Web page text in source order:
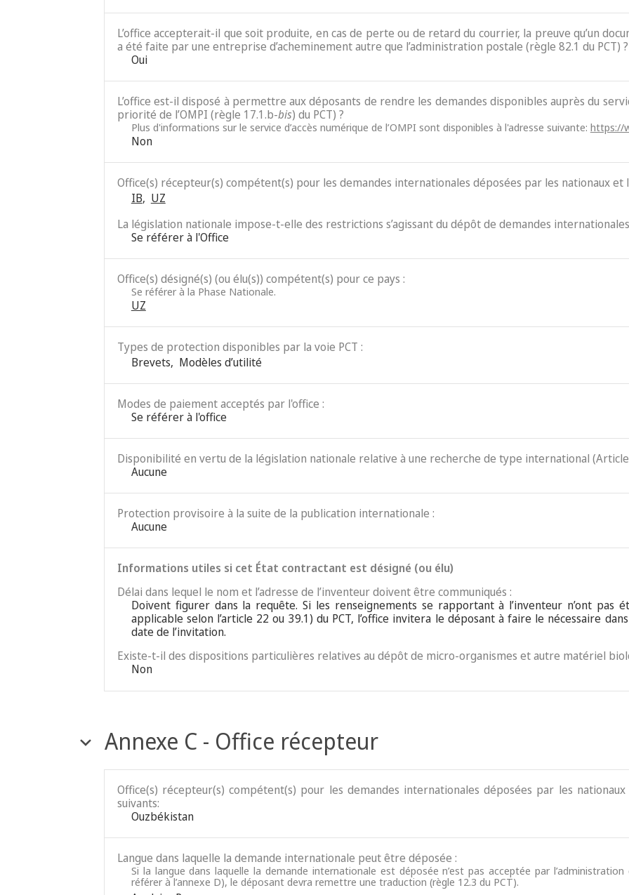
L’office accepterait-il que soit produite, en cas de perte ou de retard du courrier, la preuve qu’un
a été faite par une entreprise d’acheminement autre que l’administration postale (règle 82.1 du PCT) ?
Oui
L’office est-il disposé à permettre aux déposants de rendre les demandes disponibles auprès du
priorité de l’OMPI (règle 17.1.b-bis) du PCT) ?
Plus d'informations sur le service d’accès numérique de l’OMPI sont disponibles à l'adresse suivante: https://
Non
Office(s) récepteur(s) compétent(s) pour les demandes internationales déposées par les nationaux et
IB, UZ
La législation nationale impose-t-elle des restrictions s’agissant du dépôt de demandes
Se référer à l'Office
Office(s) désigné(s) (ou élu(s)) compétent(s) pour ce pays :
Se référer à la Phase Nationale.
UZ
Types de protection disponibles par la voie PCT :
Brevets, Modèles d’utilité
Modes de paiement acceptés par l'office :
Se référer à l'office
Disponibilité en vertu de la législation nationale relative à une recherche de type international (Article
Aucune
Protection provisoire à la suite de la publication internationale :
Aucune
Informations utiles si cet État contractant est désigné (ou élu)
Délai dans lequel le nom et l’adresse de l’inventeur doivent être communiqués :
Doivent figurer dans la requête. Si les renseignements se rapportant à l’inventeur n’ont pas
applicable selon l’article 22 ou 39.1) du PCT, l’office invitera le déposant à faire le nécessaire
date de l’invitation.
Existe-t-il des dispositions particulières relatives au dépôt de micro-organismes et autre matériel
Non
Annexe C - Office récepteur
Office(s) récepteur(s) compétent(s) pour les demandes internationales déposées par les
suivants:
Ouzbékistan
Langue dans laquelle la demande internationale peut être déposée :
Si la langue dans laquelle la demande internationale est déposée n’est pas acceptée par
référer à l’annexe D), le déposant devra remettre une traduction (règle 12.3 du PCT).